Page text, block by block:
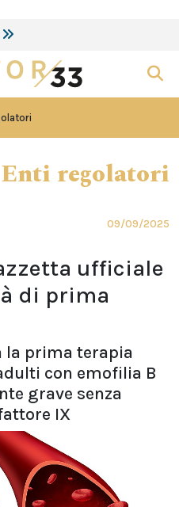
Enti regolatori
09/09/2025
ufficiale
di prima
la prima terapia
con emofilia B
grave senza
IX